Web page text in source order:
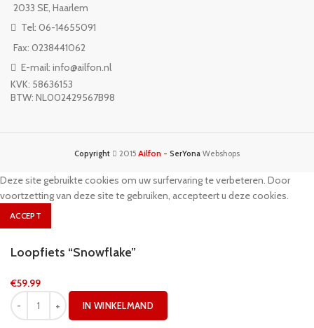
2033 SE, Haarlem
Tel: 06-14655091
Fax: 0238441062
E-mail: info@ailfon.nl
KVK: 58636153
BTW: NL002429567B98
Copyright 2015 Ailfon - SerYona Webshops
Deze site gebruikte cookies om uw surfervaring te verbeteren. Door
voortzetting van deze site te gebruiken, accepteert u deze cookies.
ACCEPT
Loopfiets “Snowflake”
€59.99
IN WINKELMAND